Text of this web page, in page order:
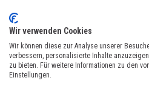
Immer wieder schöne
Wir verwenden Cookies
Wir können diese zur Analyse unserer
verbessern, personalisierte Inhalte
zu bieten. Für weitere Informationen zu den
Einstellungen.